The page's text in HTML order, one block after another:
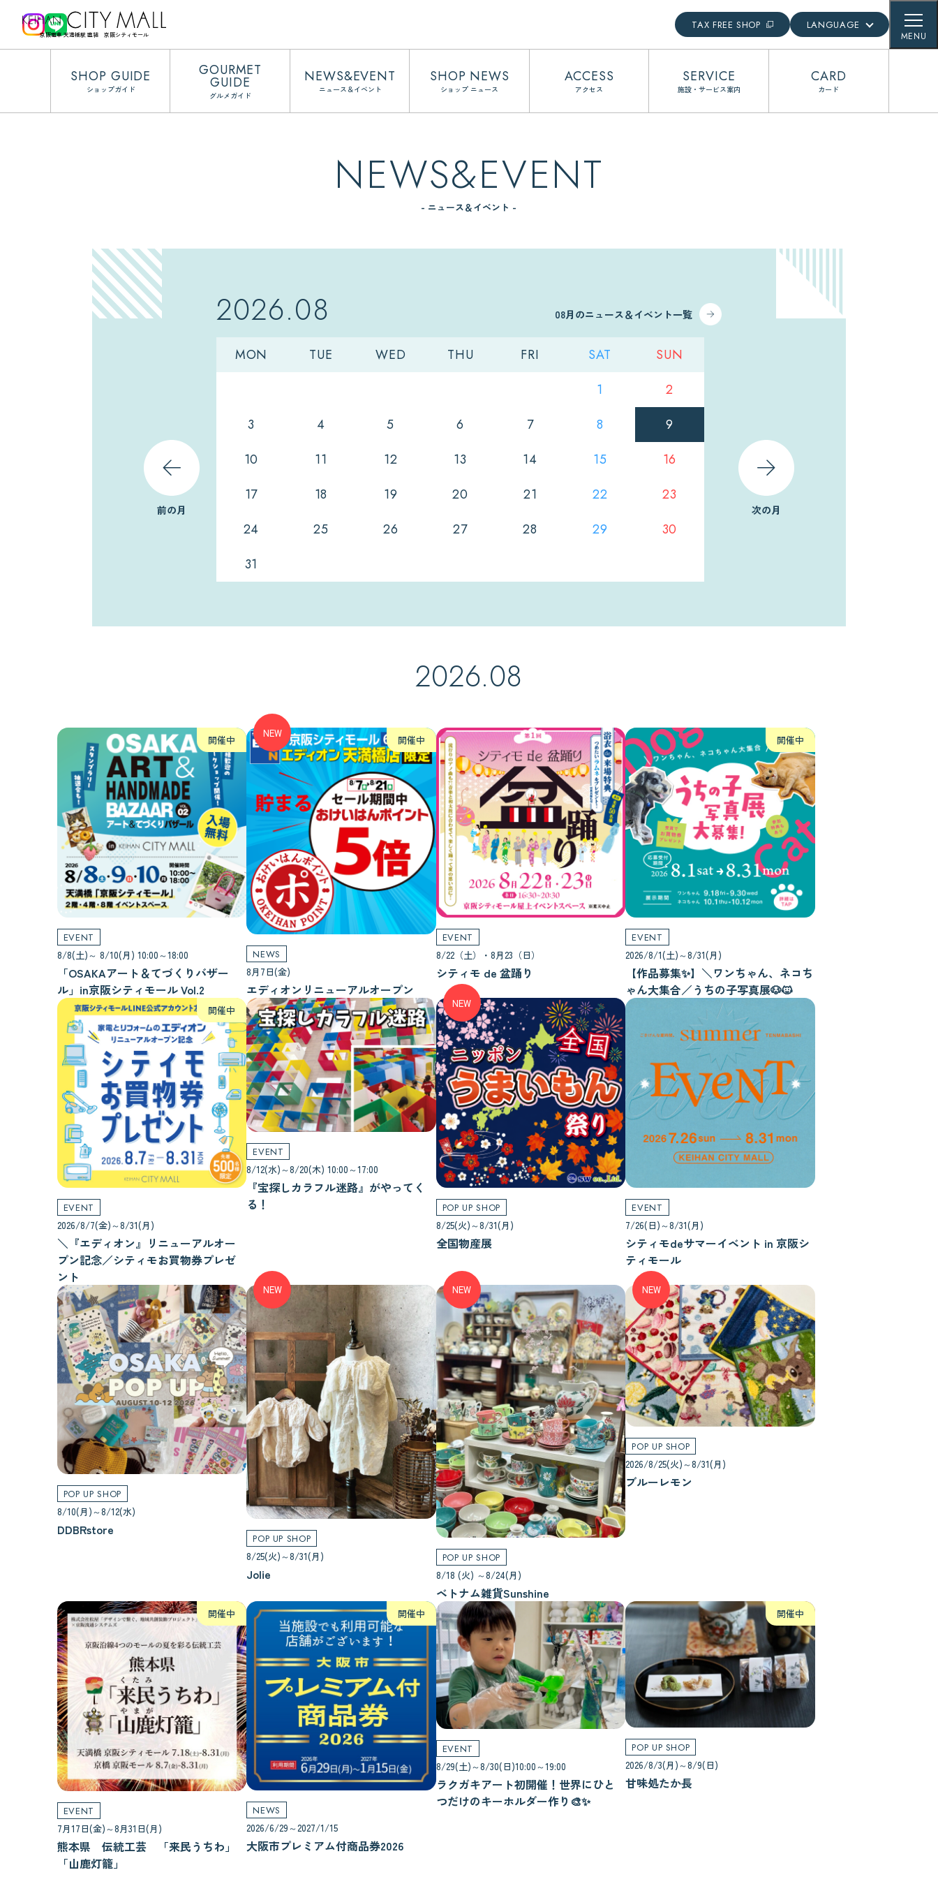
京阪電車 天満橋駅 直結 京阪シティモール
TAX FREE SHOP
LANGUAGE
English
日本語
MENU
SHOP GUIDE
ショップガイド
GOURMET
GUIDE
グルメガイド
NEWS&EVENT
ニュース＆イベント
SHOP NEWS
ショップ ニュース
ACCESS
アクセス
SERVICE
施設・サービス案内
CARD
カード
NEWS&EVENT
- ニュース＆イベント -
2026.08 08月のニュース＆イベント一覧
MON TUE WED THU FRI SAT
SUN
1
2
3
4 5 6 7 8
9
10
11 12 13 14 15
16
17
18 19 20 21 22
23
24
25 26 27 28 29
30
31
前の月 次の月
2026.08
開催中
EVENT
8/8(土)～ 8/10(月) 10:00～18:00
「OSAKAアート＆てづくりバザー
ル」in京阪シティモール Vol.2
NEW
開催中
NEWS
8月7日(金)
エディオンリニューアルオープン
EVENT
8/22（土）・8月23（日）
シティモ de 盆踊り
開催中
EVENT
2026/8/1(土)～8/31(月)
【作品募集✨】＼ワンちゃん、ネコち
ゃん大集合／うちの子写真展🐶🐱
開催中
EVENT
2026/8/7(金)～8/31(月)
＼『エディオン』リニューアルオー
プン記念／シティモお買物券プレゼ
ント
EVENT
8/12(水)～8/20(木) 10:00～17:00
『宝探しカラフル迷路』がやってく
る！
NEW
POP UP SHOP
8/25(火)～8/31(月)
全国物産展
EVENT
7/26(日)～8/31(月)
シティモdeサマーイベント in 京阪シ
ティモール
POP UP SHOP
8/10(月)～8/12(水)
DDBRstore
NEW
POP UP SHOP
8/25(火)～8/31(月)
Jolie
NEW
POP UP SHOP
8/18 (火) ～8/24(月)
ベトナム雑貨Sunshine
NEW
POP UP SHOP
2026/8/25(火)～8/31(月)
ブルーレモン
開催中
EVENT
7月17日(金)～8月31日(月)
熊本県 伝統工芸 「来民うちわ」
「山鹿灯籠」
開催中
NEWS
2026/6/29～2027/1/15
大阪市プレミアム付商品券2026
EVENT
8/29(土)～8/30(日)10:00～19:00
ラクガキアート初開催！世界にひと
つだけのキーホルダー作り🎨✨
開催中
POP UP SHOP
2026/8/3(月)～8/9(日)
甘味処たか長